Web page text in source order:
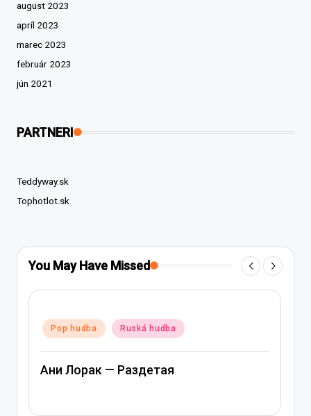
august 2023
apríl 2023
marec 2023
február 2023
jún 2021
PARTNERI
Teddyway.sk
Tophotlot.sk
You May Have Missed
Ruská hudba
— Раздетая